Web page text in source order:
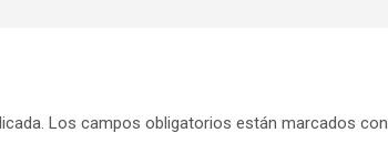
Los campos obligatorios están marcados con